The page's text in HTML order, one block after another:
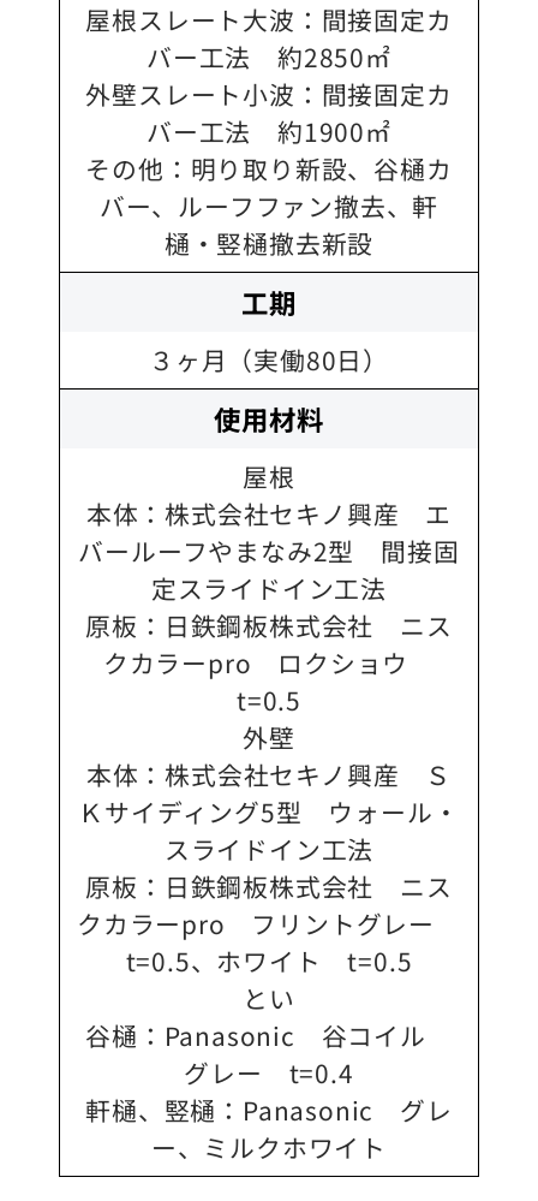
屋根スレート大波：間接固定カ
バー工法 約2850㎡
外壁スレート小波：間接固定カ
バー工法 約1900㎡
その他：明り取り新設、谷樋カ
バー、ルーフファン撤去、軒
樋・竪樋撤去新設
工期
３ヶ月（実働80日）
使用材料
屋根
本体：株式会社セキノ興産 エ
バールーフやまなみ2型 間接固
定スライドイン工法
原板：日鉄鋼板株式会社 ニス
クカラーpro ロクショウ
t=0.5
外壁
本体：株式会社セキノ興産 Ｓ
Ｋサイディング5型 ウォール・
スライドイン工法
原板：日鉄鋼板株式会社 ニス
クカラーpro フリントグレー
t=0.5、ホワイト t=0.5
とい
谷樋：Panasonic 谷コイル
グレー t=0.4
軒樋、竪樋：Panasonic グレ
ー、ミルクホワイト